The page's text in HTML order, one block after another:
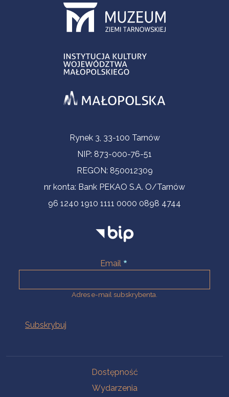
Informacje kontaktoweRynek 3, 33-100 Tarnów
NIP: 873-000-76-51
REGON: 850012309
nr konta: Bank PEKAO S.A. O/Tarnów
96 1240 1910 1111 0000 0898 4744
Email
Adres e-mail subskrybenta.
Dostępność
Wydarzenia